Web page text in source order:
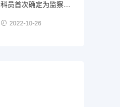
科员首次确定为监察
级?2022-10-26